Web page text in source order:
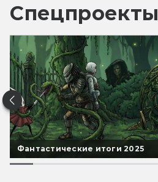
Спецпроекты
Фантастические итоги 2025